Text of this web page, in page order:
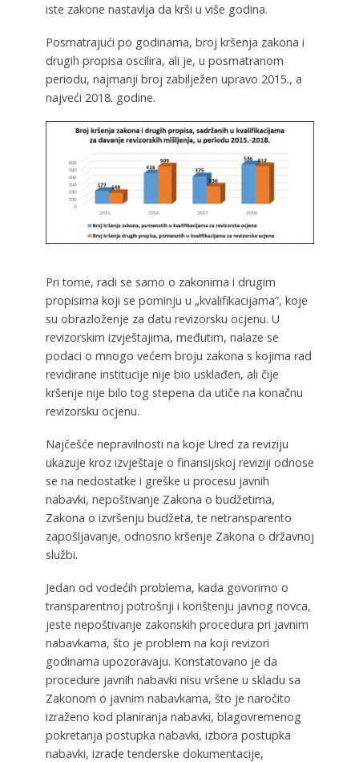
iste zakone nastavlja da krši u više godina.
Posmatrajući po godinama, broj kršenja zakona i
drugih propisa oscilira, ali je, u posmatranom
periodu, najmanji broj zabilježen upravo 2015., a
najveći 2018. godine.
Pri tome, radi se samo o zakonima i drugim
propisima koji se pominju u „kvalifikacijama“, koje
su obrazloženje za datu revizorsku ocjenu. U
revizorskim izvještajima, međutim, nalaze se
podaci o mnogo većem broju zakona s kojima rad
revidirane institucije nije bio usklađen, ali čije
kršenje nije bilo tog stepena da utiče na konačnu
revizorsku ocjenu.
Najčešće nepravilnosti na koje Ured za reviziju
ukazuje kroz izvještaje o finansijskoj reviziji odnose
se na nedostatke i greške u procesu javnih
nabavki, nepoštivanje Zakona o budžetima,
Zakona o izvršenju budžeta, te netransparento
zapošljavanje, odnosno kršenje Zakona o državnoj
službi.
Jedan od vodećih problema, kada govorimo o
transparentnoj potrošnji i korištenju javnog novca,
jeste nepoštivanje zakonskih procedura pri javnim
nabavkama, što je problem na koji revizori
godinama upozoravaju. Konstatovano je da
procedure javnih nabavki nisu vršene u skladu sa
Zakonom o javnim nabavkama, što je naročito
izraženo kod planiranja nabavki, blagovremenog
pokretanja postupka nabavki, izbora postupka
nabavki, izrade tenderske dokumentacije,